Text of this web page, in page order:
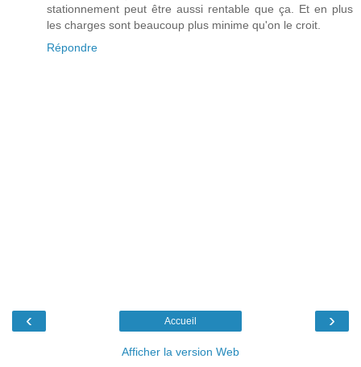
stationnement peut être aussi rentable que ça. Et en plus
les charges sont beaucoup plus minime qu'on le croit.
Répondre
‹ ›
Accueil
Afficher la version Web